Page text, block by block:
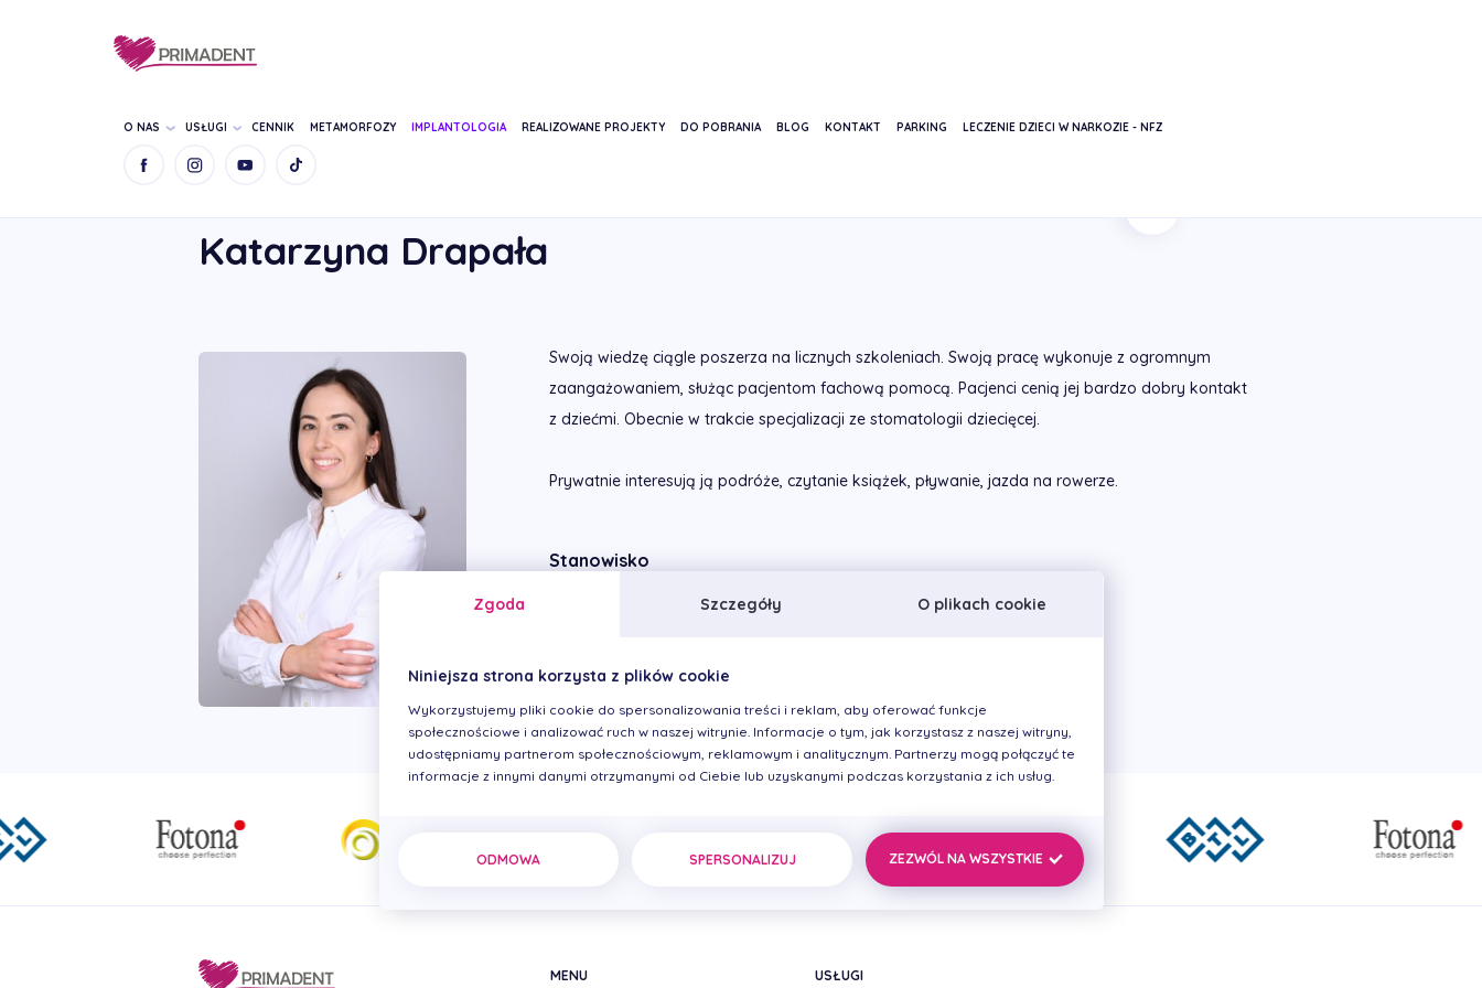
O NAS USŁUGI CENNIK METAMORFOZY IMPLANTOLOGIA REALIZOWANE PROJEKTY DO POBRANIA BLOG KONTAKT PARKING LECZENIE DZIECI W NARKOZIE - NFZ
Katarzyna Drapała
Swoją wiedzę ciągle poszerza na licznych szkoleniach. Swoją pracę wykonuje z ogromnym
zaangażowaniem, służąc pacjentom fachową pomocą. Pacjenci cenią jej bardzo dobry kontakt
z dziećmi. Obecnie w trakcie specjalizacji ze stomatologii dziecięcej.
Prywatnie interesują ją podróże, czytanie książek, pływanie, jazda na rowerze.
Stanowisko
Koordynator ds. rezydentów
MENU USŁUGI
Zgoda Szczegóły O plikach cookie
Niniejsza strona korzysta z plików cookie
Wykorzystujemy pliki cookie do spersonalizowania treści i reklam, aby oferować funkcje
społecznościowe i analizować ruch w naszej witrynie. Informacje o tym, jak korzystasz z naszej witryny,
udostępniamy partnerom społecznościowym, reklamowym i analitycznym. Partnerzy mogą połączyć te
informacje z innymi danymi otrzymanymi od Ciebie lub uzyskanymi podczas korzystania z ich usług.
ODMOWA SPERSONALIZUJ ZEZWÓL NA WSZYSTKIE